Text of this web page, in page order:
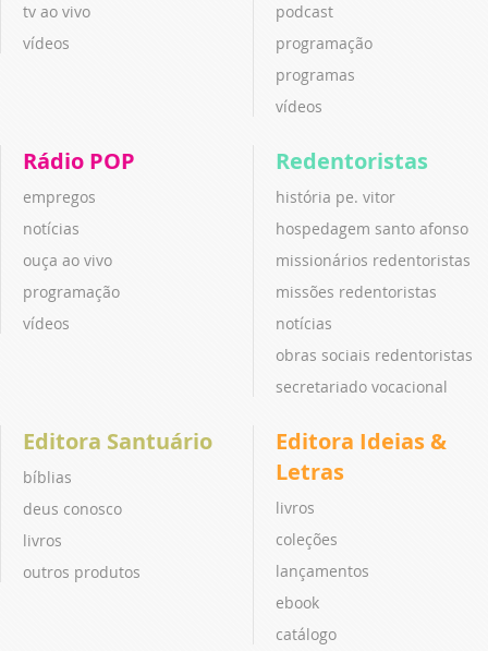
tv ao vivo
vídeos
podcast
programação
programas
vídeos
Rádio POP
empregos
notícias
ouça ao vivo
programação
vídeos
Redentoristas
história pe. vitor
hospedagem santo afonso
missionários redentoristas
missões redentoristas
notícias
obras sociais redentoristas
secretariado vocacional
Editora Santuário
bíblias
deus conosco
livros
outros produtos
Editora Ideias &
Letras
livros
coleções
lançamentos
ebook
catálogo